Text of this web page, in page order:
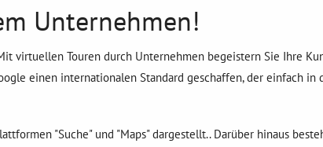
Unternehmen!
virtuellen Touren durch Unternehmen begeistern Sie Ihre
einen internationalen Standard geschaffen, der einfach
"Suche" und "Maps" dargestellt.. Darüber hinaus